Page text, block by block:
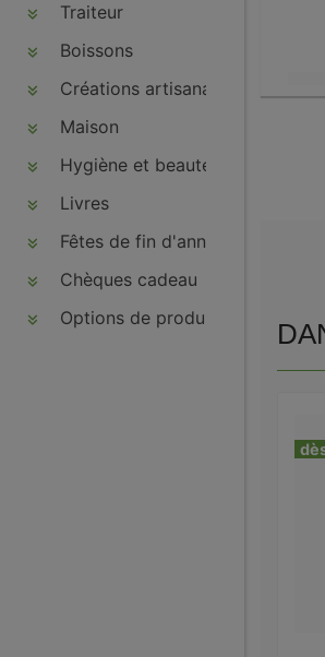
Traiteur
Boissons
Créations artisanales
Maison
Hygiène et beauté
Livres
Fêtes de fin d'année
Chèques cadeau
Options de produits